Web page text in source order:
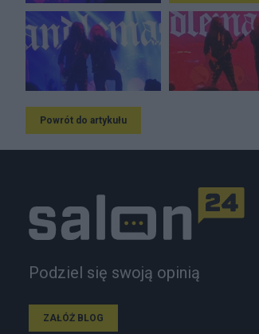
Powrót do artykułu
Podziel się swoją opinią
ZAŁÓŻ BLOG